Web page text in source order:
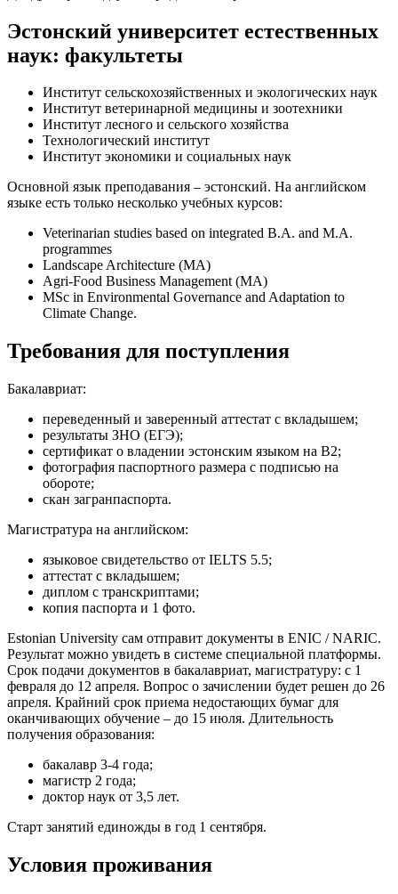
Эстонский университет естественных
наук: факультеты
Институт сельскохозяйственных и экологических наук
Институт ветеринарной медицины и зоотехники
Институт лесного и сельского хозяйства
Технологический институт
Институт экономики и социальных наук
Основной язык преподавания – эстонский. На английском
языке есть только несколько учебных курсов:
Veterinarian studies based on integrated B.A. and M.A.
programmes
Landscape Architecture (МА)
Agri-Food Business Management (МА)
MSc in Environmental Governance and Adaptation to
Climate Change.
Требования для поступления
Бакалавриат:
переведенный и заверенный аттестат с вкладышем;
результаты ЗНО (ЕГЭ);
сертификат о владении эстонским языком на В2;
фотография паспортного размера с подписью на
обороте;
скан загранпаспорта.
Магистратура на английском:
языковое свидетельство от IELTS 5.5;
аттестат с вкладышем;
диплом с транскриптами;
копия паспорта и 1 фото.
Estonian University сам отправит документы в ENIC / NARIC.
Результат можно увидеть в системе специальной платформы.
Срок подачи документов в бакалавриат, магистратуру: с 1
февраля до 12 апреля. Вопрос о зачислении будет решен до 26
апреля. Крайний срок приема недостающих бумаг для
оканчивающих обучение – до 15 июля. Длительность
получения образования:
бакалавр 3-4 года;
магистр 2 года;
доктор наук от 3,5 лет.
Старт занятий единожды в год 1 сентября.
Условия проживания